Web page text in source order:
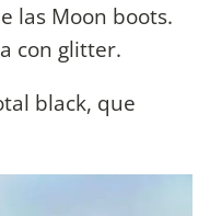
las Moon boots.
con glitter.
black, que